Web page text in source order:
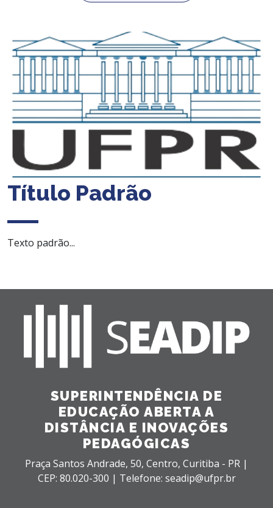
Título Padrão
Texto padrão...
SUPERINTENDÊNCIA DE
EDUCAÇÃO ABERTA A
DISTÂNCIA E INOVAÇÕES
PEDAGÓGICAS
Praça Santos Andrade, 50, Centro, Curitiba - PR |
CEP: 80.020-300 | Telefone: seadip@ufpr.br